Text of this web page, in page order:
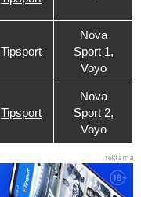
Tipsport
Nova
Sport 1,
Voyo
Tipsport
Nova
Sport 2,
Voyo